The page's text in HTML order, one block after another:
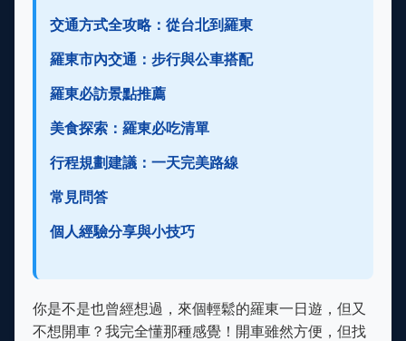
交通方式全攻略：從台北到羅東
羅東市內交通：步行與公車搭配
羅東必訪景點推薦
美食探索：羅東必吃清單
行程規劃建議：一天完美路線
常見問答
個人經驗分享與小技巧
你是不是也曾經想過，來個輕鬆的羅東一日遊，但又
不想開車？我完全懂那種感覺！開車雖然方便，但找